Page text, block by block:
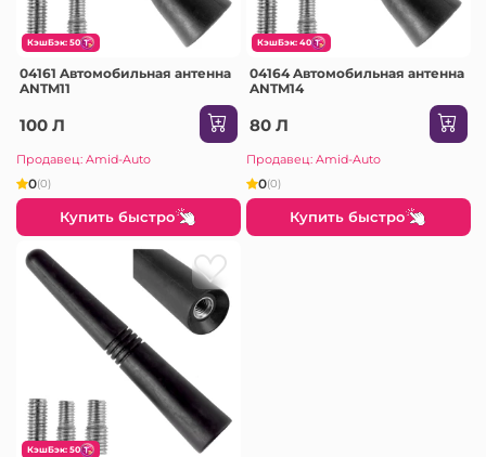
КэшБэк: 50
04161 Aвтомобильная антенна
ANTM11
100 Л
Продавец: Amid-Auto
0(0)
Купить быстро
КэшБэк: 40
04164 Aвтомобильная антенна
ANTM14
80 Л
Продавец: Amid-Auto
0(0)
Купить быстро
КэшБэк: 50